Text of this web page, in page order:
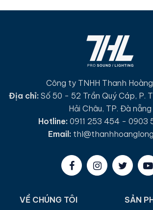
Công ty TNHH Thanh
Địa chỉ: Số 50 - 52 Trần Quý Cáp, P.
Hải Châu, TP. Đà nẵng
Hotline: 0911 253 454 - 0903
Email:
VỀ CHÚNG TÔI
SẢN